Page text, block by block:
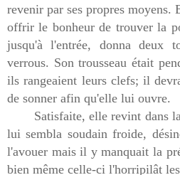
revenir par ses propres moyens.
offrir le bonheur de trouver la
jusqu'à l'entrée, donna deux
verrous. Son trousseau était
ils rangeaient leurs clefs; il
de sonner afin qu'elle lui ouvre.
Satisfaite, elle revint dans la
lui sembla soudain froide,
l'avouer mais il y manquait la
bien même celle-ci l'horripilât